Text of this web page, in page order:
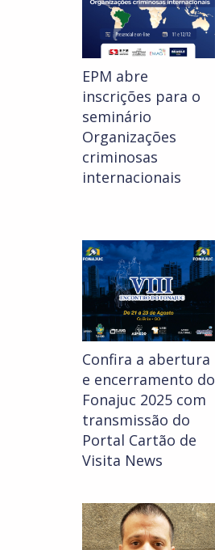
EPM abre
inscrições para o
seminário
Organizações
criminosas
internacionais
Confira a abertura
e encerramento do
Fonajuc 2025 com
transmissão do
Portal Cartão de
Visita News